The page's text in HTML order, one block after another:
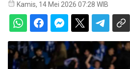
Kamis, 14 Mei 2026 07:28 WIB